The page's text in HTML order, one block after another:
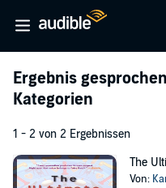
Ergebnis
Kategorien
1 - 2 von 2 Ergebnissen
The
Von: